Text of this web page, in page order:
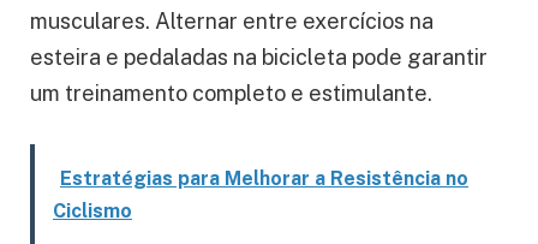
musculares. Alternar entre exercícios na
esteira e pedaladas na bicicleta pode garantir
um treinamento completo e estimulante.
Estratégias para Melhorar a Resistência no
Ciclismo